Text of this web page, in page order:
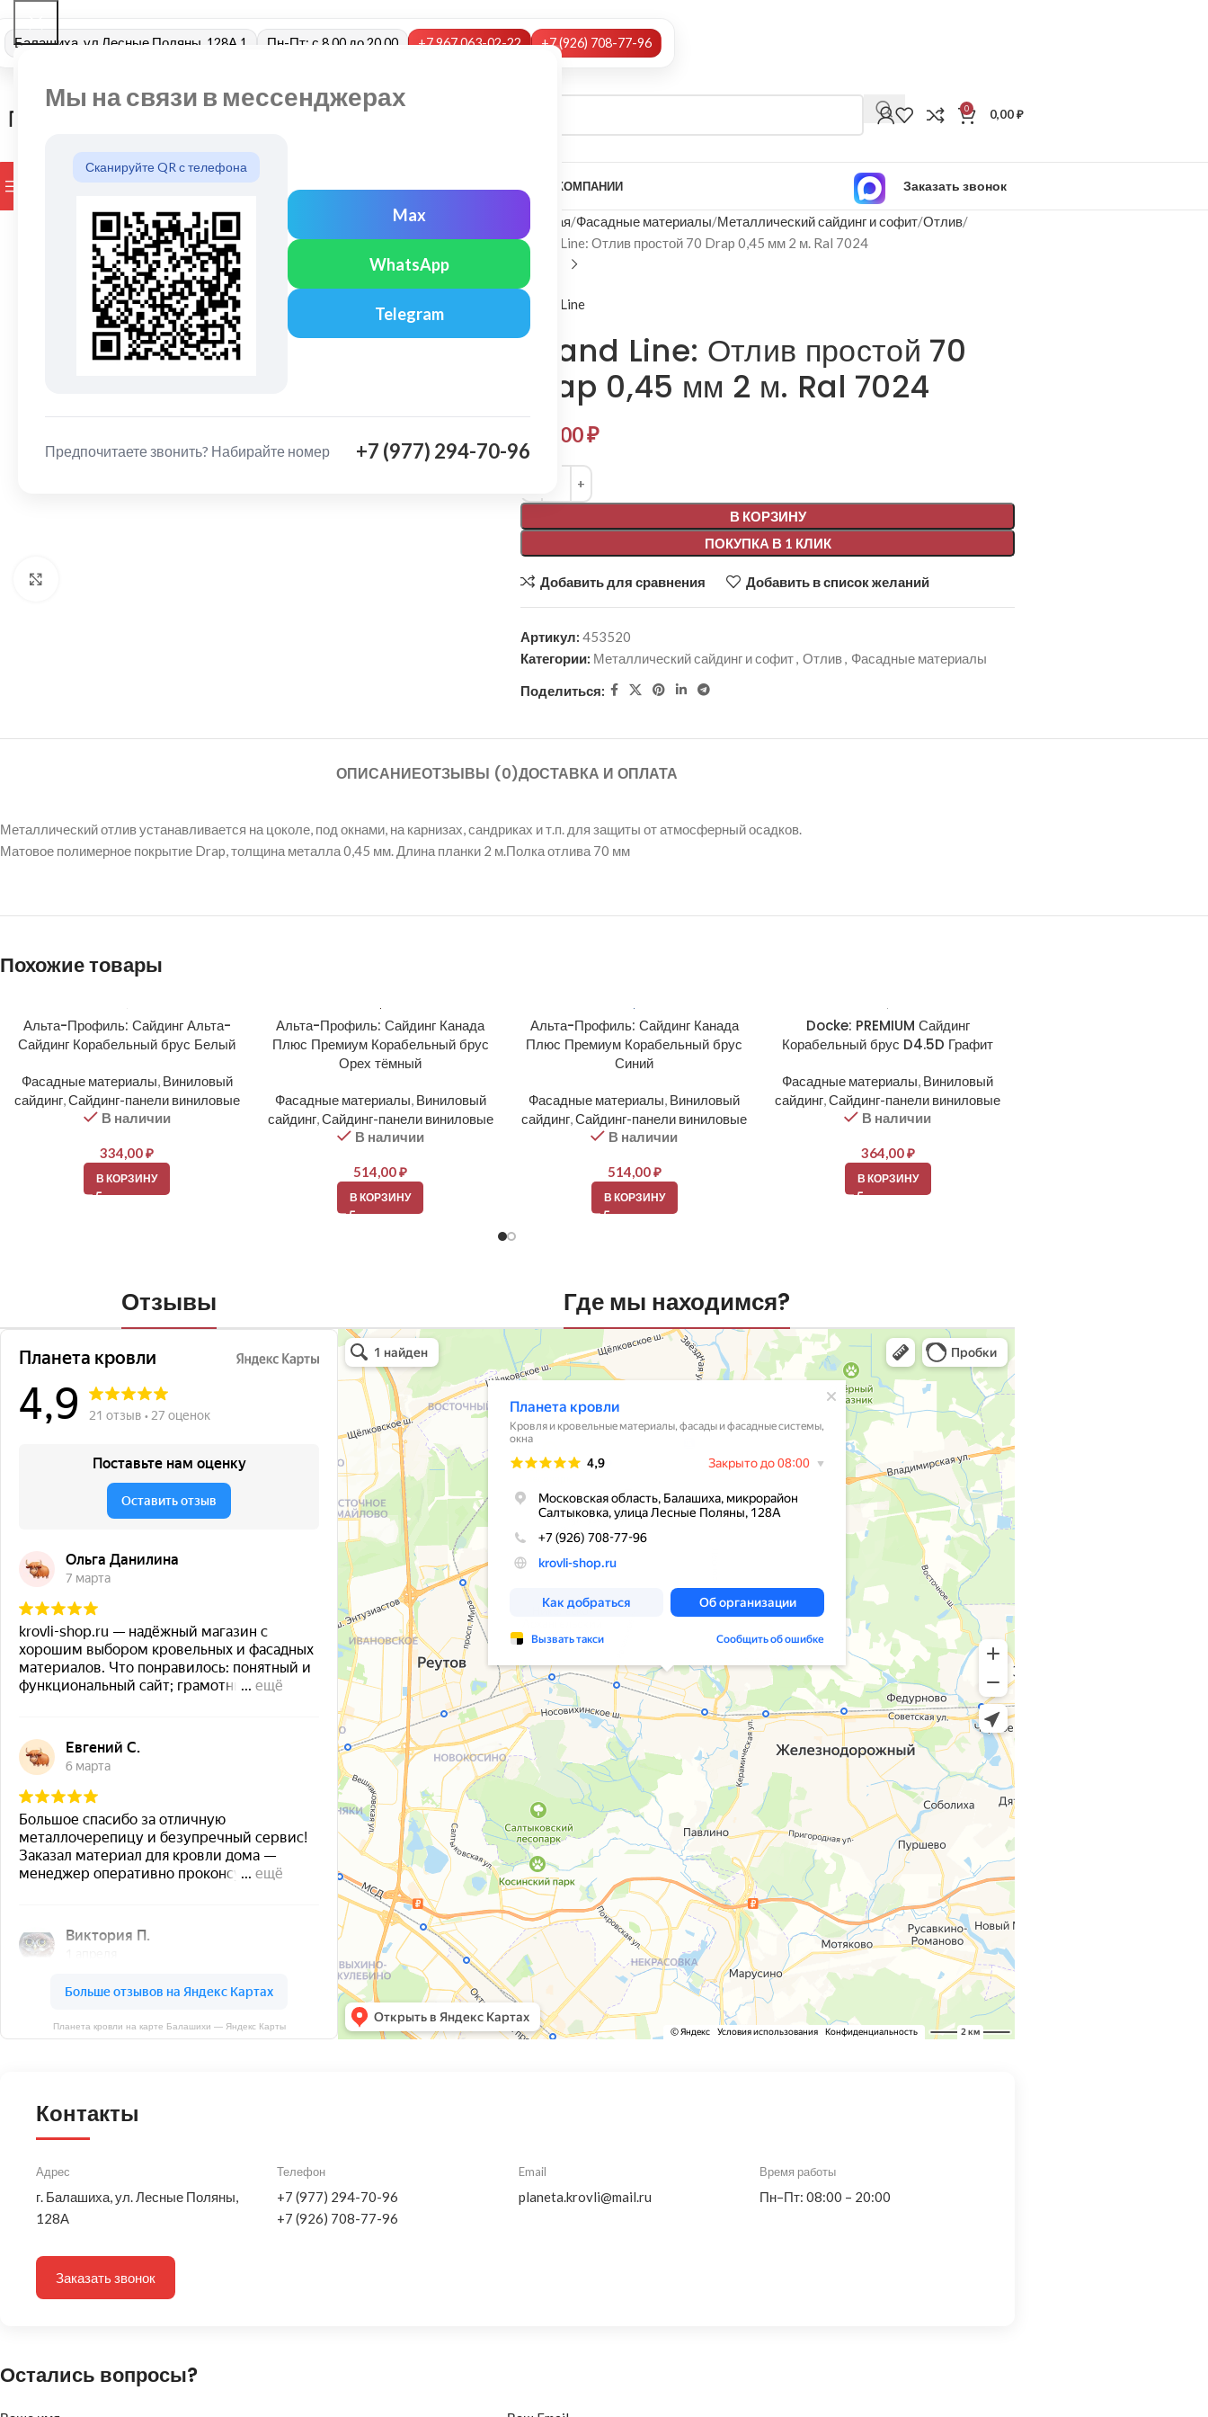
Мы на связи в мессенджерах
Сканируйте QR с телефона
Max
WhatsApp
Telegram
Предпочитаете звонить? Набирайте номер +7 (977) 294-70-96
Балашиха, ул Лесные Поляны, 128А 1 Пн-Пт: с 8.00 до 20.00 +7 967 063-02-22 +7 (926) 708-77-96
0 0,00₽
ПРОСМОТР КАТЕГОРИЙ БРЕНДЫ О КОМПАНИИ Заказать звонок
Главная Фасадные материалы Металлический сайдинг и софит Отлив
Grand Line: Отлив простой 70 Drap 0,45 мм 2 м. Ral 7024
Grand Line
Grand Line: Отлив простой 70
Drap 0,45 мм 2 м. Ral 7024
894,00₽
В КОРЗИНУ
ПОКУПКА В 1 КЛИК
Alternative:
Добавить для сравнения Добавить в список желаний
Артикул:453520
Категории: Металлический сайдинг и софит, Отлив, Фасадные материалы
Поделиться:
ОПИСАНИЕОТЗЫВЫ (0)ДОСТАВКА И ОПЛАТА
Металлический отлив устанавливается на цоколе, под окнами, на карнизах, сандриках и т.п. для защиты от атмосферный осадков.
Матовое полимерное покрытие Drap, толщина металла 0,45 мм. Длина планки 2 м.Полка отлива 70 мм
Похожие товары
Альта-Профиль: Сайдинг Альта-
Сайдинг Корабельный брус Белый
Фасадные материалы, Виниловый
сайдинг,Сайдинг-панели виниловые
В наличии
334,00₽
В КОРЗИНУ
Альта-Профиль: Сайдинг Канада
Плюс Премиум Корабельный брус
Орех тёмный
Фасадные материалы, Виниловый
сайдинг,Сайдинг-панели виниловые
В наличии
514,00₽
В КОРЗИНУ
Альта-Профиль: Сайдинг Канада
Плюс Премиум Корабельный брус
Синий
Фасадные материалы, Виниловый
сайдинг,Сайдинг-панели виниловые
В наличии
514,00₽
В КОРЗИНУ
Docke: PREMIUM Сайдинг
Корабельный брус D4.5D Графит
Фасадные материалы, Виниловый
сайдинг,Сайдинг-панели виниловые
В наличии
364,00₽
В КОРЗИНУ
Отзывы
Планета кровли на карте Балашихи — Яндекс Карты
Где мы находимся?
Планета кровли
Кровля и кровельные материалы в Балашихе
Окна в Балашихе
Контакты
Адрес
г. Балашиха, ул. Лесные Поляны,
128А
Телефон
+7 (977) 294-70-96
+7 (926) 708-77-96
Email
planeta.krovli@mail.ru
Время работы
Пн–Пт: 08:00 – 20:00
Заказать звонок
Остались вопросы?